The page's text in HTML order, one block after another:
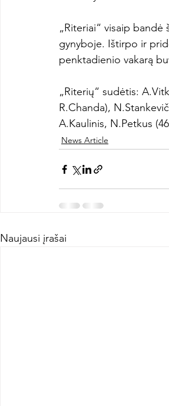
„Riteriai“ visaip
gynyboje. Ištirpo ir
penktadienio vakarą
„Riterių“ sudėtis:
R.Chanda),
A.Kaulinis, N.Petkus
News Article
Naujausi įrašai